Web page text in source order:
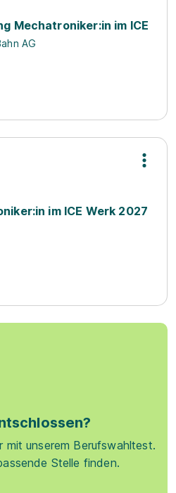
Mechatroniker:in im ICE
AG
im ICE Werk 2027
mit unserem Berufswahltest.
Stelle finden.